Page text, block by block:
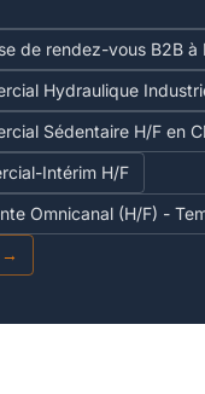
de rendez-vous B2B à
Hydraulique
Sédentaire H/F en
Intérim H/F
Omnicanal (H/F) -
→